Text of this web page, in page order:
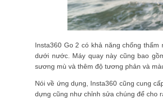
Insta360 Go 2 có khả năng chống
dưới nước. Máy quay này cũng bao
sương mù và thêm độ tương phản và
Nói về ứng dụng, Insta360 cũng cung
dựng cũng như chỉnh sửa chúng để cho